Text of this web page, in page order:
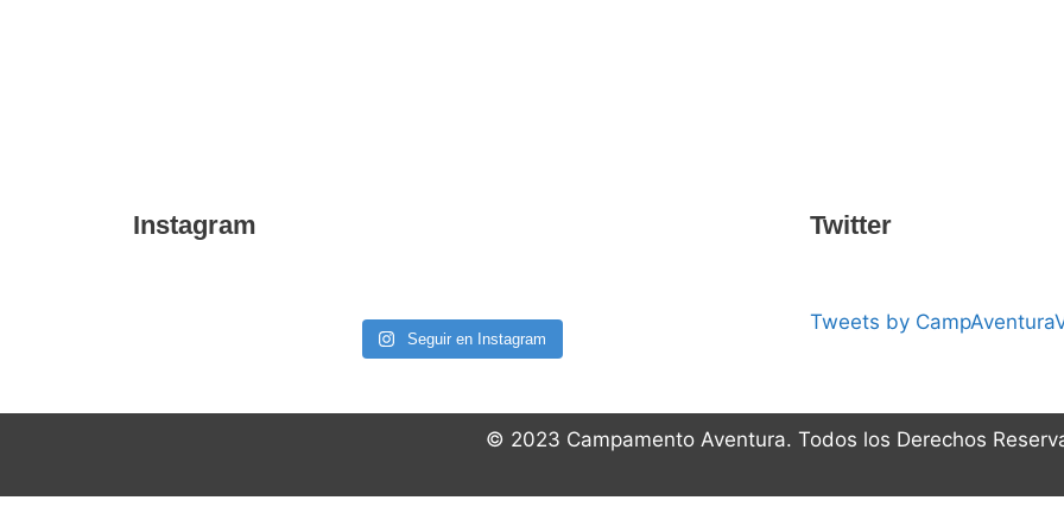
Instagram
Seguir en Instagram
Twitter
Tweets by
© 2023 Campamento Aventura. Todos los Derechos